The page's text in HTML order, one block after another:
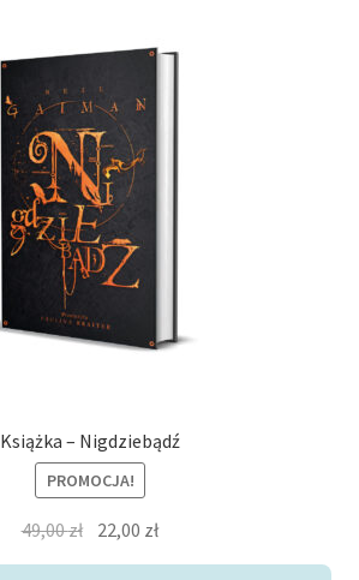
Książka – Nigdziebądź
PROMOCJA!
49,00zł Pierwotna
cena
22,00 złAktualna
cena